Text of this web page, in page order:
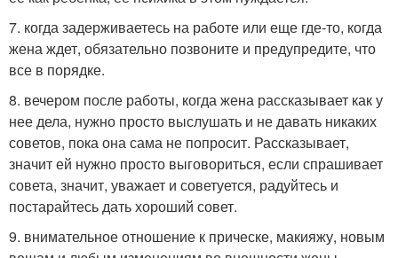
7. когда задерживаетесь на работе или еще где-то, когда
жена ждет, обязательно позвоните и предупредите, что
все в порядке.
8. вечером после работы, когда жена рассказывает как у
нее дела, нужно просто выслушать и не давать никаких
советов, пока она сама не попросит. Рассказывает,
значит ей нужно просто выговориться, если спрашивает
совета, значит, уважает и советуется, радуйтесь и
постарайтесь дать хороший совет.
9. внимательное отношение к прическе, макияжу, новым